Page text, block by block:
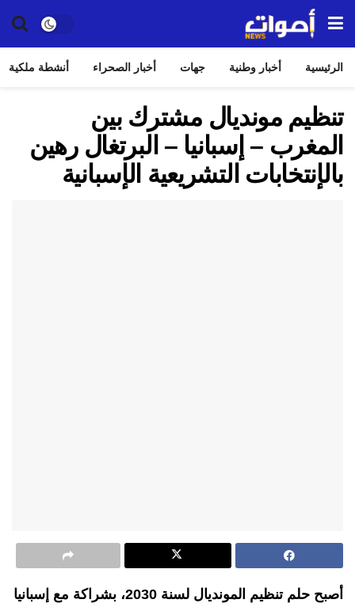
الرئيسية أخبار وطنية جهات أخبار الصحراء أنشطة ملكية
تنظيم مونديال مشترك بين
المغرب – إسبانيا – البرتغال رهين
بالإنتخابات التشريعية الإسبانية
أصبح حلم تنظيم المونديال لسنة 2030، بشراكة مع إسبانيا